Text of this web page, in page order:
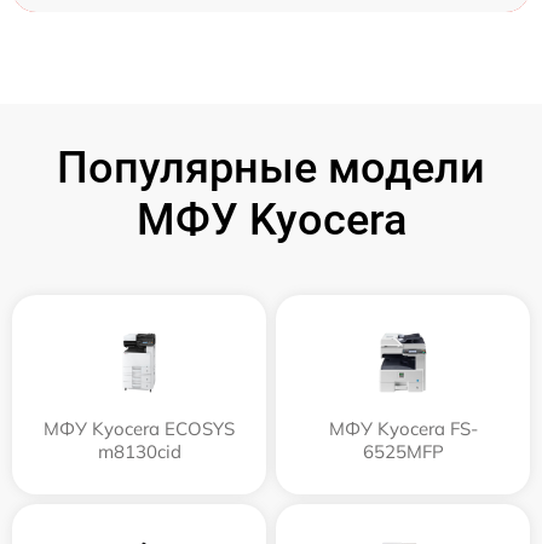
Популярные модели
МФУ Kyocera
МФУ Kyocera ECOSYS
m8130cid
МФУ Kyocera FS-
6525MFP